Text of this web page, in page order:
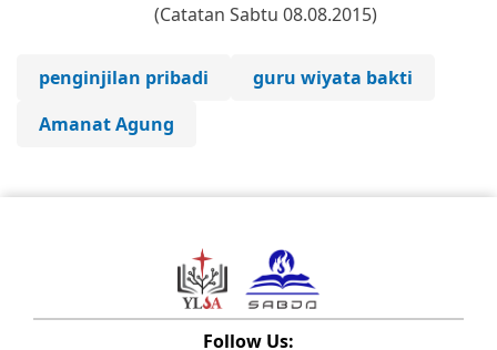
(Catatan Sabtu 08.08.2015)
penginjilan pribadi
guru wiyata bakti
Amanat Agung
Follow Us: